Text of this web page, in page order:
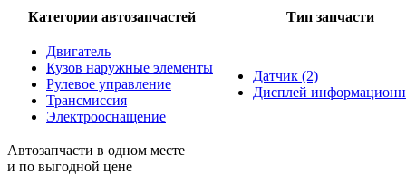
Категории автозапчастей Тип запчасти
Двигатель
Кузов наружные элементы
Рулевое управление
Трансмиссия
Электрооснащение
Датчик (2)
Дисплей
Автозапчасти в одном месте
и по выгодной цене